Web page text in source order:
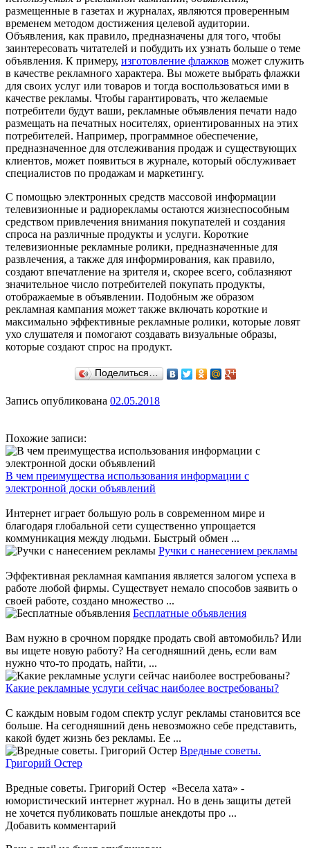
размещенные в газетах и ​​журналах, являются проверенным
временем методом достижения целевой аудитории.
Объявления, как правило, предназначены для того, чтобы
заинтересовать читателей и побудить их узнать больше о теме
объявления. К примеру, изготовление флажков может служить
в качестве рекламного характера. Вы можете выбрать флажки
для своих услуг или товаров и тогда воспользоваться ими в
качестве рекламы. Чтобы гарантировать, что желаемые
потребители будут ваши, рекламные объявления печати надо
размещать на печатных носителях, ориентированных на этих
потребителей. Например, программное обеспечение,
предназначенное для отслеживания продаж и существующих
клиентов, может появиться в журнале, который обслуживает
специалистов по продажам и маркетингу.
С помощью электронных средств массовой информации
телевизионные и радиорекламы остаются жизнеспособным
средством привлечения внимания покупателей и создания
спроса на различные продукты и услуги. Короткие
телевизионные рекламные ролики, предназначенные для
развлечения, а также для информирования, как правило,
создают впечатление на зрителя и, скорее всего, соблазняют
значительное число потребителей покупать продукты,
отображаемые в объявлении. Подобным же образом
рекламная кампания может также включать короткие и
максимально эффективные рекламные ролики, которые ловят
ухо слушателя и помогают создавать визуальные образы,
которые создают спрос на продукт.
Поделиться…
Запись опубликована 02.05.2018
Похожие записи:
В чем преимущества использования информации с
электронной доски объявлений
Интернет играет большую роль в современном мире и
благодаря глобальной сети существенно упрощается
коммуникация между людьми. Быстрый обмен ...
Ручки с нанесением рекламы
Эффективная рекламная кампания является залогом успеха в
работе любой фирмы. Существует немало способов заявить о
своей работе, создано множество ...
Бесплатные объявления
Вам нужно в срочном порядке продать свой автомобиль? Или
вы ищете новую работу? На сегодняшний день, если вам
нужно что-то продать, найти, ...
Какие рекламные услуги сейчас наиболее востребованы?
С каждым новым годом спектр услуг рекламы становится все
больше. На сегодняшний день невозможно себе представить,
какой будет жизнь без рекламы. Ее ...
Вредные советы.
Григорий Остер
Вредные советы. Григорий Остер «Весела хата» -
юмористический интернет журнал. Но в день защиты детей
не хочется публиковать пошлые анекдоты про ...
Добавить комментарий